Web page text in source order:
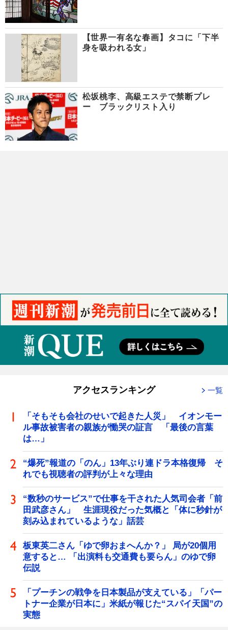
【世界一有名な春画】タコに「下半
身を吸われる女」
松坂桃李、高級エステで禁断プレ
ー ブラックリスト入り
アクセスランキング 一覧
「そもそも会社のせいで起きた人災」 イオンモー
ル事故被害者の親族が慟哭の証言 「最後の言葉
は…」
“爆死”報道の「のん」13年ぶり連ドラ本格復帰 そ
れでも視聴者の評判が上々な理由
“数秒のサービス”で仕事を干された人気司会者「前
田武彦さん」 生涯現役だった気概と「体に秒針が
刻み込まれているような」話芸
板東英二さん「ゆで卵おまへんか？」 局が20個用
意すると… 「出演料も交通費も要らん」のゆで卵
伝説
「プーチンの戦争を日本製品が支えている」「パー
トナー企業が日本に」米紙が報じた“スパイ天国”の
実態